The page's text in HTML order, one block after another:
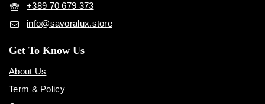
+389 70 679 373
info@savoralux.store
Get To Know Us
About Us
Term & Policy